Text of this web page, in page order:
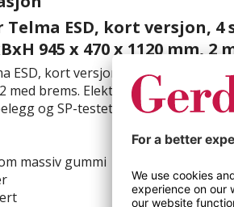
Telma ESD, kort versjon, 4
945 x 470 x 1120 mm, 2
ESD, kort versjon, 4 svingbare hjul, 4
med brems. Elektrolytisk
og SP-testet. 4 lettdreide,
massiv gummi